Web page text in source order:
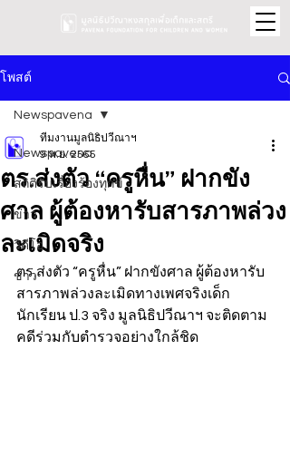
โพสต์
Newspavena
สถิติรับเรื่องร้องทุกข์
ข่าว
วิดีโอ
ข่าว
Newspavena
ตร.ส่งตัว “ครูหื่น” ฝากขัง
ศาล ผู้ต้องหารับสารภาพล่วง
ละเมิดจริง
ทีมงานมูลนิธิปวีณาฯ
9 พ.ย. 2565
ตร.ส่งตัว “ครูหื่น” ฝากขังศาล ผู้ต้องหารับ
สารภาพล่วงละเมิดทางเพศจริงเด็ก
นักเรียน ป.3 จริง มูลนิธิปวีณาฯ จะติดตาม
คดีร่วมกับตำรวจอย่างใกล้ชิด